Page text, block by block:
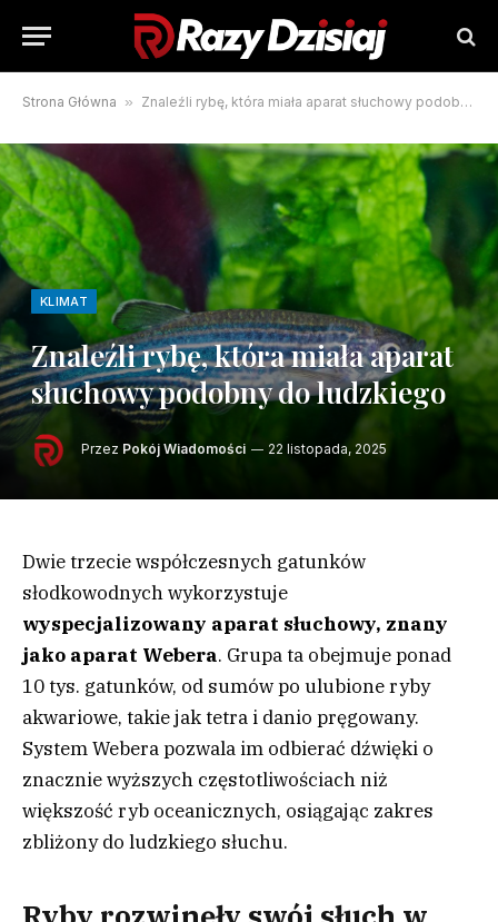
Strona Główna » Znaleźli rybę, która miała aparat słuchowy podobny do ludzkiego
KLIMAT
Znaleźli rybę, która miała aparat
słuchowy podobny do ludzkiego
Przez Pokój Wiadomości 22 listopada, 2025
Dwie trzecie współczesnych gatunków
słodkowodnych wykorzystuje
wyspecjalizowany aparat słuchowy, znany
jako aparat Webera. Grupa ta obejmuje ponad
10 tys. gatunków, od sumów po ulubione ryby
akwariowe, takie jak tetra i danio pręgowany.
System Webera pozwala im odbierać dźwięki o
znacznie wyższych częstotliwościach niż
większość ryb oceanicznych, osiągając zakres
zbliżony do ludzkiego słuchu.